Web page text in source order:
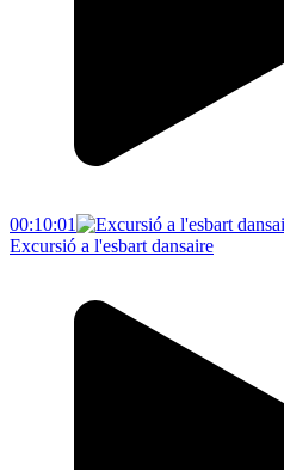
00:10:01
Excursió a l'esbart dansaire